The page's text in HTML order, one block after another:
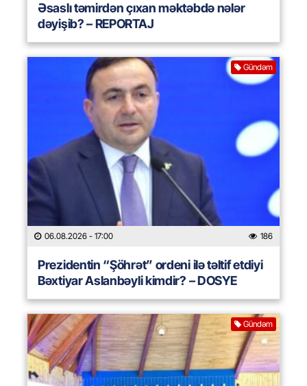
Əsaslı təmirdən çıxan məktəbdə nələr
dəyişib? – REPORTAJ
Gündəm
06.08.2026 - 17:00 186
Prezidentin “Şöhrət” ordeni ilə təltif etdiyi
Bəxtiyar Aslanbəyli kimdir? – DOSYE
Gündəm